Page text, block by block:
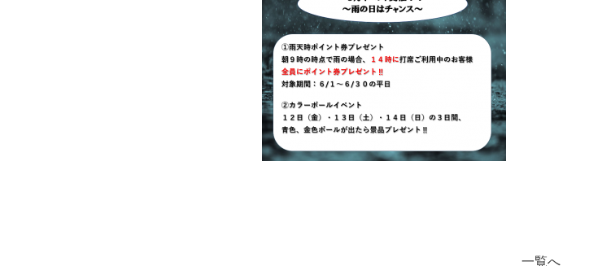
一覧へ